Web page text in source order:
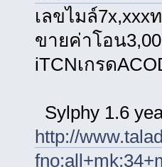
เลขไมล์7x,xxx
ขายค่าโอน
iTCNเกรด
Sylphy 1.6
http://